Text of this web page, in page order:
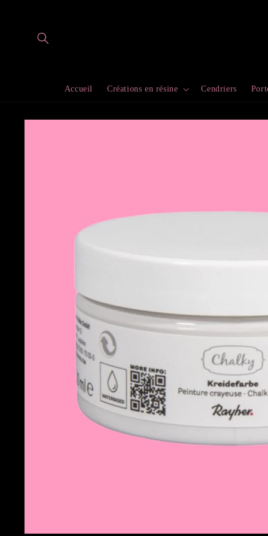
contenu
Accueil Créations en résine Cendriers
Passer aux